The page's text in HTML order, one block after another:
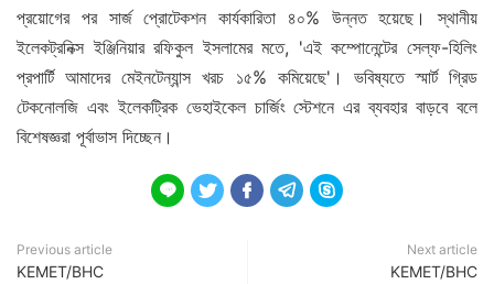
প্রয়োগের পর সার্জ প্রোটেকশন কার্যকারিতা ৪০% উন্নত হয়েছে। স্থানীয়
ইলেকট্রনিক্স ইঞ্জিনিয়ার রফিকুল ইসলামের মতে, 'এই কম্পোনেন্টের সেল্ফ-হিলিং
প্রপার্টি আমাদের মেইনটেন্যান্স খরচ ১৫% কমিয়েছে'। ভবিষ্যতে স্মার্ট গ্রিড
টেকনোলজি এবং ইলেকট্রিক ভেহাইকেল চার্জিং স্টেশনে এর ব্যবহার বাড়বে বলে
বিশেষজ্ঞরা পূর্বাভাস দিচ্ছেন।
    
Previous article
KEMET/BHC
Next article
KEMET/BHC